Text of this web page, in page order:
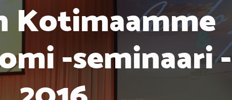
Kotimaamme
-seminaari -